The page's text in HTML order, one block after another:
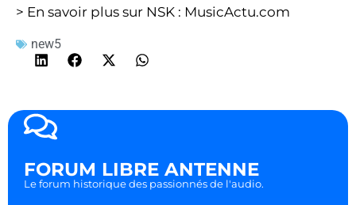
> En savoir plus sur NSK : MusicActu.com
new5
FORUM LIBRE ANTENNE
Le forum historique des passionnés de l'audio.